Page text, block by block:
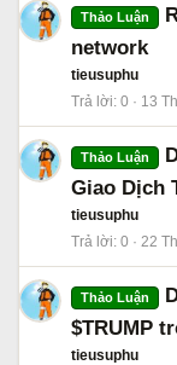
Thảo Luận
network
tieusuphu
Trả lời 0 13
Thảo Luận
Giao Dịch
tieusuphu
Trả lời 0 22
Thảo Luận
$TRUMP
tieusuphu